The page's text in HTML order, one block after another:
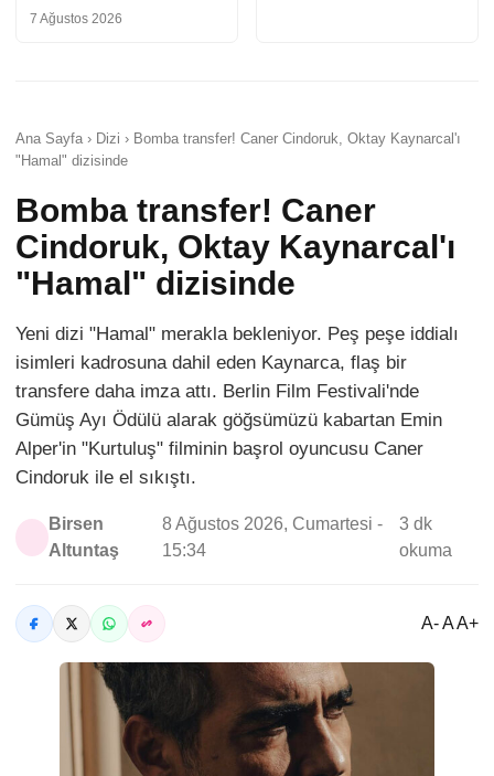
7 Ağustos 2026
Ana Sayfa › Dizi › Bomba transfer! Caner Cindoruk, Oktay Kaynarcal'ı
"Hamal" dizisinde
Bomba transfer! Caner
Cindoruk, Oktay Kaynarcal'ı
"Hamal" dizisinde
Yeni dizi "Hamal" merakla bekleniyor. Peş peşe iddialı
isimleri kadrosuna dahil eden Kaynarca, flaş bir
transfere daha imza attı. Berlin Film Festivali'nde
Gümüş Ayı Ödülü alarak göğsümüzü kabartan Emin
Alper'in "Kurtuluş" filminin başrol oyuncusu Caner
Cindoruk ile el sıkıştı.
Birsen
Altuntaş
8 Ağustos 2026, Cumartesi -
15:34
3 dk
okuma
A- A A+